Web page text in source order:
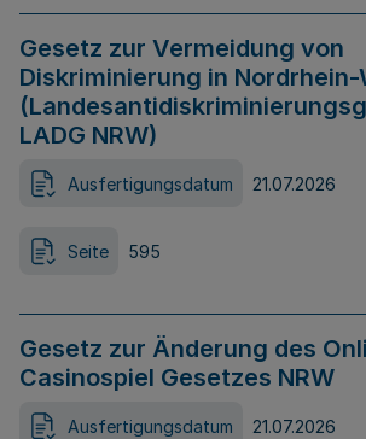
Gesetz zur Vermeidung von
Diskriminierung in
LADG NRW)
Ausfertigungsdatum 21.07.2026
Seite 595
Gesetz zur Änderung des
Casinospiel Gesetzes NRW
Ausfertigungsdatum 21.07.2026